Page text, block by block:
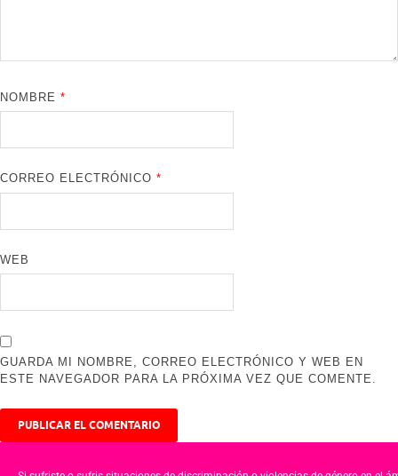
NOMBRE*
CORREO ELECTRÓNICO*
WEB
GUARDA MI NOMBRE, CORREO ELECTRÓNICO Y WEB EN
ESTE NAVEGADOR PARA LA PRÓXIMA VEZ QUE COMENTE.